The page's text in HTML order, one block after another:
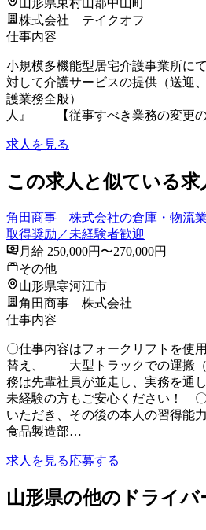
山形県東村山郡中山町
株式会社 テイクオフ
仕事内容
小規模多機能型居宅介護事業所に
対して介護サービスの提供（送迎
護業務全般） 『会
人』 【従事すべき業務の変更の
求人を見る
この求人と似ている求
角田商事 株式会社の倉庫・物流
取得奨励／未経験者歓迎
月給 250,000円〜270,000円
その他
山形県寒河江市
角田商事 株式会社
仕事内容
〇仕事内容はフォークリフトを使
替え、 大型トラックでの運搬
務は先輩社員が並走し、実務を
未経験の方もご安心ください！
いただき、その後の本人の習得
食品製造部…
求人を見る応募する
山形県の他のドライバ